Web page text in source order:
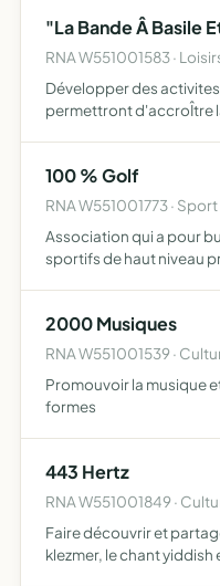
prom…
"La Bande Â Basile
RNA W551001583 ·
Développer des
permettront d'accroÎtre
100 % Golf
RNA W551001773 ·
Association qui a pour
sportifs de haut niveau
2000 Musiques
RNA W551001539 ·
Promouvoir la musique
formes
443 Hertz
RNA W551001849 ·
Faire découvrir et
klezmer, le chant